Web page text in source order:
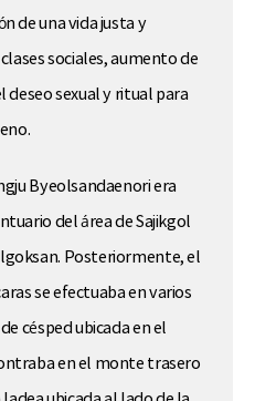
de una vida justa y
sociales, aumento de
sexual y ritual para
Byeolsandaenori era
del área de Sajikgol
Posteriormente, el
se efectuaba en varios
césped ubicada en el
en el monte trasero